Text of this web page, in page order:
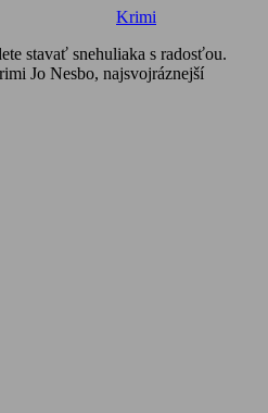
Krimi
stavať snehuliaka s radosťou.
Jo Nesbo, najsvojráznejší